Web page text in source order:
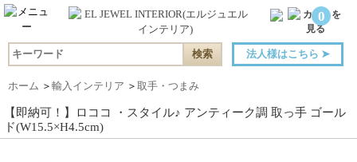
0
法人様はこちら ➤
ホーム ＞ 輸入インテリア ＞ 取手・つまみ
【即納可！】ロココ ・スタイル♪ アンティーク調 取っ手 ゴール
ド(W15.5×H4.5cm)